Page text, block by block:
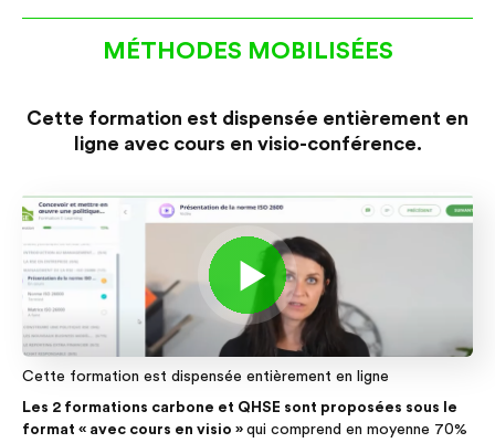
MÉTHODES MOBILISÉES
Cette formation est dispensée entièrement en
ligne avec cours en visio-conférence.
Cette formation est dispensée entièrement en ligne
Les 2 formations carbone et QHSE sont proposées sous le
format « avec cours en visio » qui comprend en moyenne 70%